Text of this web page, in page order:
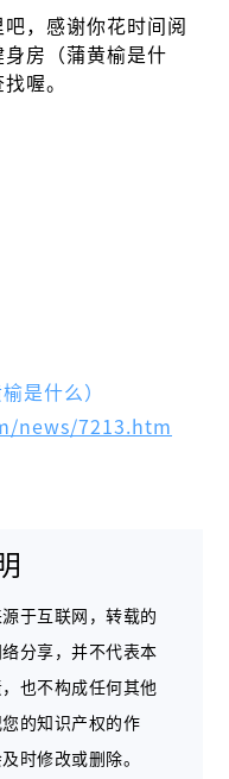
，感谢你花时间阅
房（蒲黄榆是什
喔。
是什么）
news/7213.htm
于互联网，转载的
分享，并不代表本
也不构成任何其他
的知识产权的作
时修改或删除。